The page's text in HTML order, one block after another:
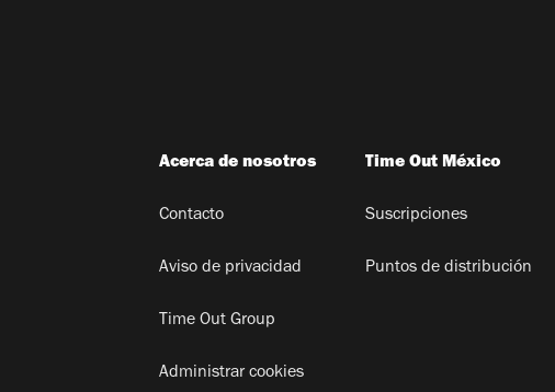
Acerca de nosotros
Contacto
Aviso de privacidad
Time Out Group
Administrar cookies
Time Out México
Suscripciones
Puntos de distribución